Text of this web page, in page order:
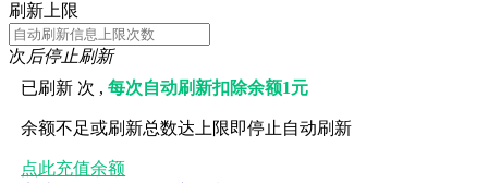
刷新上限
次后停止刷新
已刷新 次 ,每次自动刷新扣除余额1元
余额不足或刷新总数达上限即停止自动刷新
点此充值余额